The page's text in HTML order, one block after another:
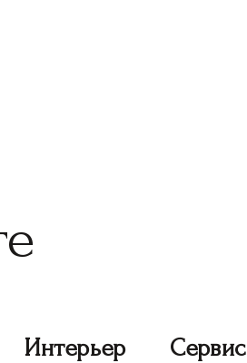
Интерьер
Сервис